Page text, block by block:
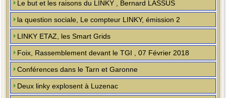
Le but et les raisons du LINKY , Bernard LASSUS
la question sociale, Le compteur LINKY, émission 2
LINKY ETAZ, les Smart Grids
Foix, Rassemblement devant le TGI , 07 Février 2018
Conférences dans le Tarn et Garonne
Deux linky explosent à Luzenac